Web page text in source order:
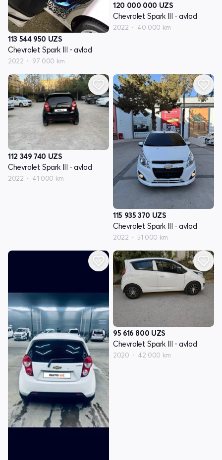
113 544 950 UZS
Chevrolet Spark III - avlod
2022 97 000 km
120 000 000 UZS
Chevrolet Spark III - avlod
2022 40 000 km
112 349 740 UZS
Chevrolet Spark III - avlod
2022 41 000 km
115 935 370 UZS
Chevrolet Spark III - avlod
2022 51 000 km
95 616 800 UZS
Chevrolet Spark III - avlod
2020 42 000 km